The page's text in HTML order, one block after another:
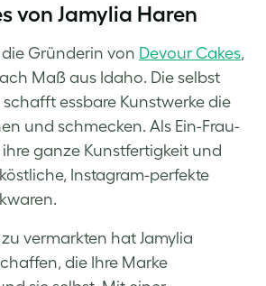
von Jamylia Haren
Gründerin von Devour Cakes,
Maß aus Idaho. Die selbst
essbare Kunstwerke die
und schmecken. Als Ein-Frau-
ganze Kunstfertigkeit und
Instagram-perfekte
vermarkten hat Jamylia
die Ihre Marke